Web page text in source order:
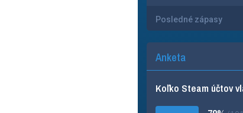
Posledné zápasy
Anketa
Koľko Steam účtov